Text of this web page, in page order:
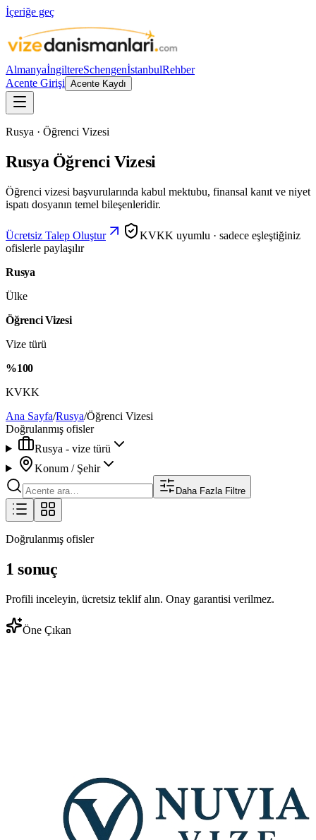
İçeriğe geç
AlmanyaİngiltereSchengenİstanbulRehber
Acente Girişi Acente Kaydı
Rusya · Öğrenci Vizesi
Rusya Öğrenci Vizesi
Öğrenci vizesi başvurularında kabul mektubu, finansal kanıt ve niyet
ispatı dosyanın temel bileşenleridir.
Ücretsiz Talep Oluştur
KVKK uyumlu · sadece eşleştiğiniz
ofislerle paylaşılır
Rusya
Ülke
Öğrenci Vizesi
Vize türü
%100
KVKK
Ana Sayfa/Rusya/Öğrenci Vizesi
Doğrulanmış ofisler
Rusya - vize türü
Konum / Şehir
Daha Fazla Filtre
Doğrulanmış ofisler
1 sonuç
Profili inceleyin, ücretsiz teklif alın. Onay garantisi verilmez.
Öne Çıkan